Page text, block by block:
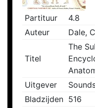
Partituur
4.8
Auteur
Dale,
Titel
The
Uitgever
Bladzijden 516